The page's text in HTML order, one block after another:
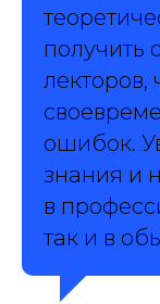
получить
лекторов,
ошибок.
знания и
в
так и в